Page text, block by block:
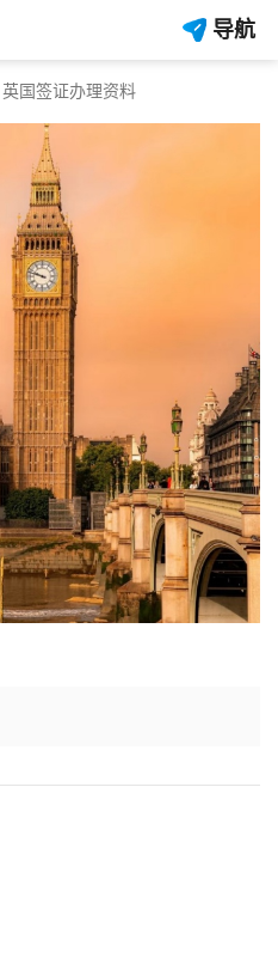
导航
英国签证办理资料